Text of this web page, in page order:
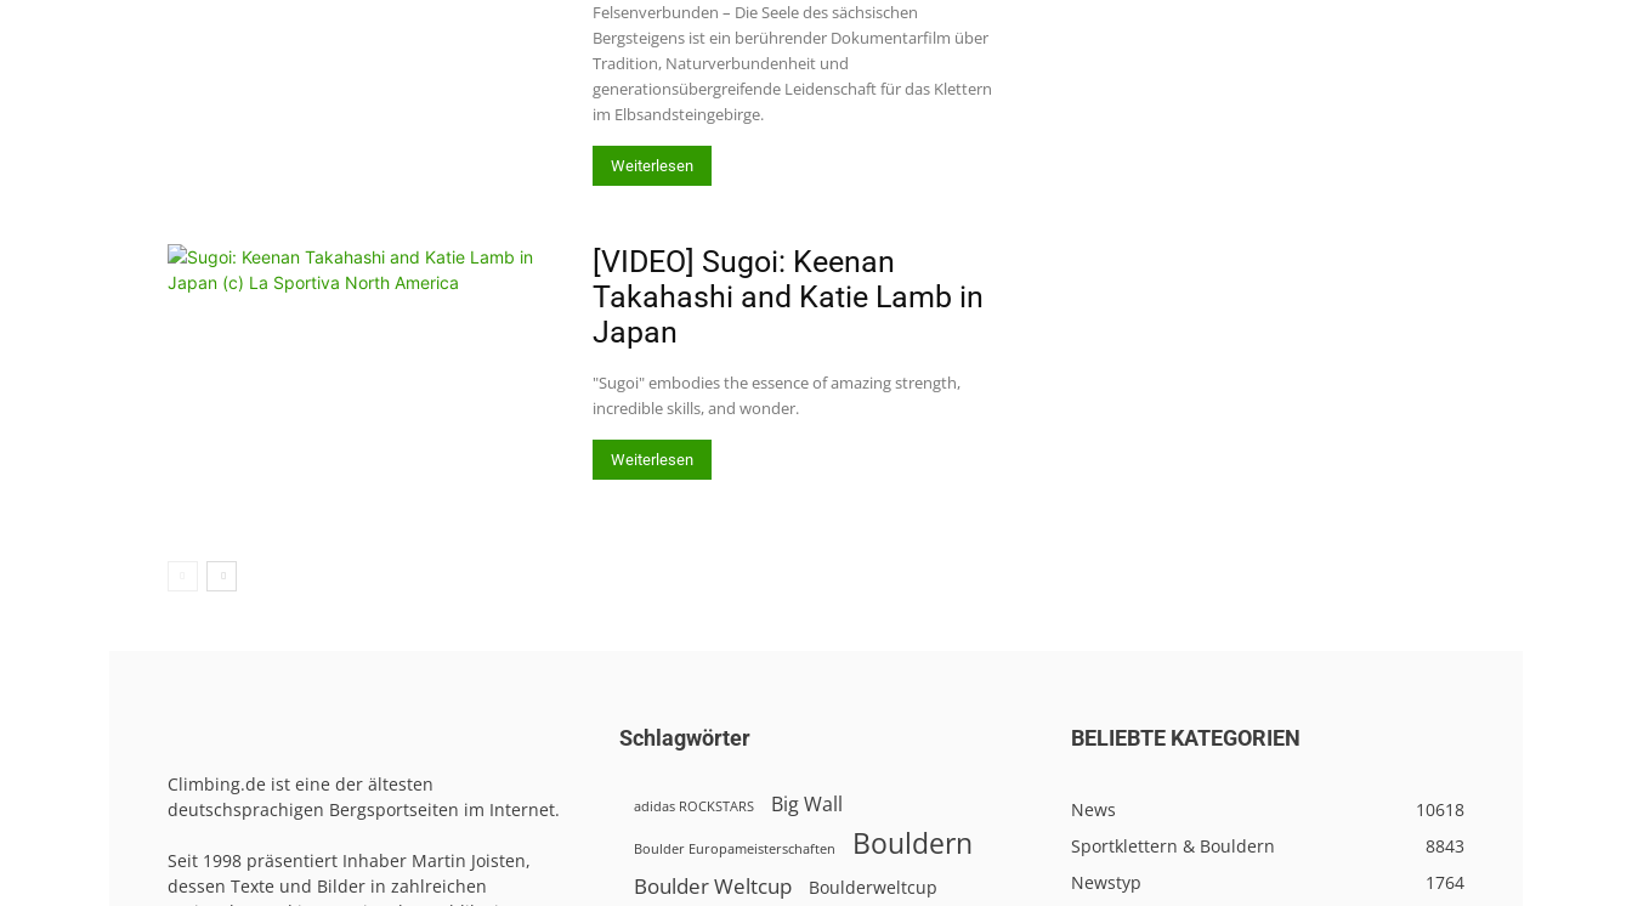
Felsenverbunden – Die Seele des sächsischen
Bergsteigens ist ein berührender Dokumentarfilm über
Tradition, Naturverbundenheit und
generationsübergreifende Leidenschaft für das Klettern
im Elbsandsteingebirge.
Weiterlesen
[VIDEO] Sugoi: Keenan
Takahashi and Katie Lamb in
Japan
"Sugoi" embodies the essence of amazing strength,
incredible skills, and wonder.
Weiterlesen
Climbing.de ist eine der ältesten
deutschsprachigen Bergsportseiten im Internet.
Seit 1998 präsentiert Inhaber Martin Joisten,
dessen Texte und Bilder in zahlreichen
Schlagwörter
adidas ROCKSTARS Big Wall
Boulder Europameisterschaften Bouldern
Boulder Weltcup Boulderweltcup
BELIEBTE KATEGORIEN
News
10618
Sportklettern & Bouldern
8843
Newstyp
1764